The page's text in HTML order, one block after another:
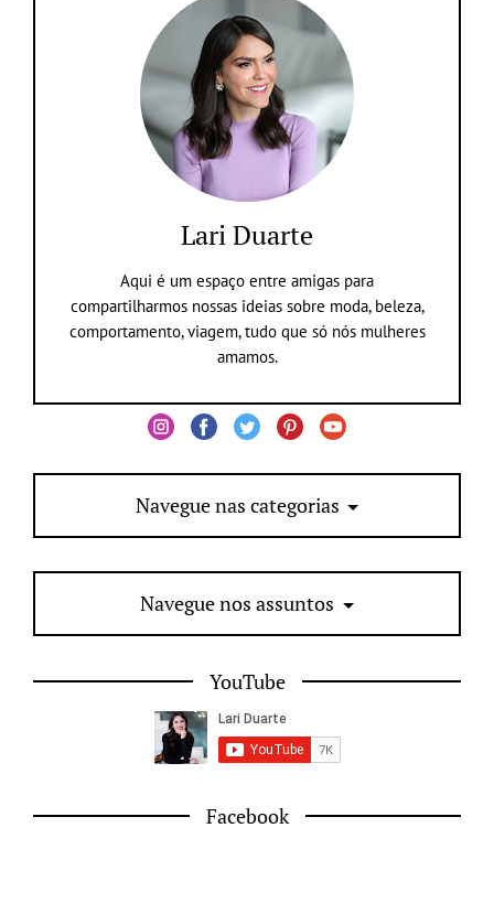
Lari Duarte
Aqui é um espaço entre amigas para
compartilharmos nossas ideias sobre moda, beleza,
comportamento, viagem, tudo que só nós mulheres
amamos.
Navegue nas categorias
Navegue nos assuntos
YouTube
Facebook